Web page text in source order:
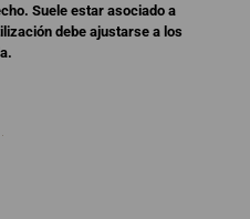
Suele estar asociado a
debe ajustarse a los